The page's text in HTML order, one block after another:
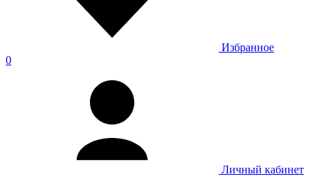
Избранное
0
Личный кабинет